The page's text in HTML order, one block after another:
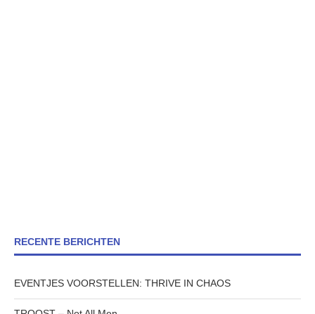
RECENTE BERICHTEN
EVENTJES VOORSTELLEN: THRIVE IN CHAOS